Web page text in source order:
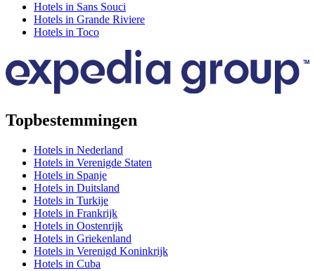
Hotels in Sans Souci
Hotels in Grande Riviere
Hotels in Toco
Topbestemmingen
Hotels in Nederland
Hotels in Verenigde Staten
Hotels in Spanje
Hotels in Duitsland
Hotels in Turkije
Hotels in Frankrijk
Hotels in Oostenrijk
Hotels in Griekenland
Hotels in Verenigd Koninkrijk
Hotels in Cuba